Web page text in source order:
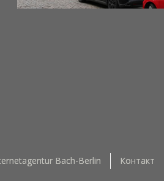
Bach-Berlin Контакт